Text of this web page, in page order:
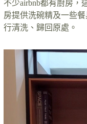
不少airbnb都有廚房，
房提供洗碗精及一些
行清洗、歸回原處。